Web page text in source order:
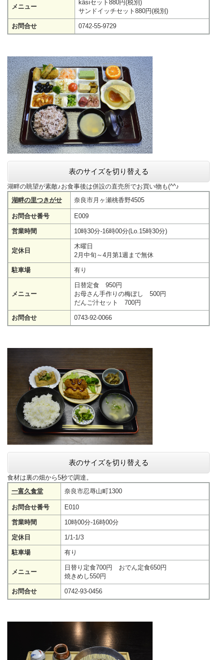
メニュー
käsiセット880円(税別)
サンドイッチセット880円(税別)
お問合せ 0742-55-9729
表のサイズを切り替える
湖畔の眺望が素敵♪お食事後は併設の直売所でお買い物も(^^♪
湖畔の里つきがせ
奈良市月ヶ瀬桃香野4505
お問合せ番号 E009
営業時間 10時30分-16時00分(Lo.15時30分)
定休日
木曜日
2月中旬～4月第1週まで無休
駐車場 有り
メニュー
日替定食 950円
お母さん手作りの梅ぼし 500円
だんご汁セット 700円
お問合せ 0743-92-0066
表のサイズを切り替える
食材は裏の畑から5秒で調達。
一富久食堂
奈良市忍辱山町1300
お問合せ番号 E010
営業時間 10時00分-16時00分
定休日 1/1-1/3
駐車場 有り
メニュー
日替り定食700円 おでん定食650円
焼きめし550円
お問合せ 0742-93-0456